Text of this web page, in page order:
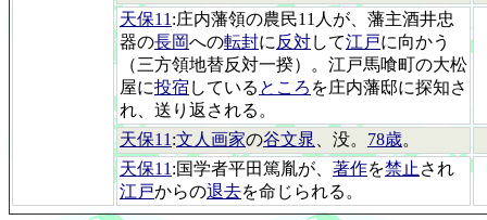
天保11 :庄内藩領の農民11人が、藩主酒井忠
器の長岡への転封に 反対して江戸に向かう
（三方領地替反対一揆）。江戸馬喰町の大松
屋に投宿 している ところ を庄内藩邸に探知さ
れ、送り返される。
天保11 :文人画家の谷文晁 、没。 78歳。
天保11 :国学者平田篤胤が、 著作を禁止 され
江戸からの退去を命じられる。